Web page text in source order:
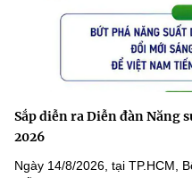
Sắp diễn ra Diễn đàn Năng
2026
Ngày 14/8/2026, tại TP.HCM,